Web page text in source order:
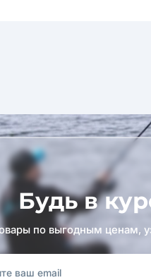
Будь в
по выгодным ценам,